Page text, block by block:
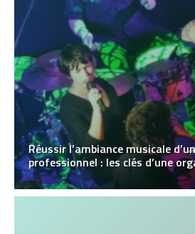
Réussir l’ambiance musicale
professionnel : les clés d’une